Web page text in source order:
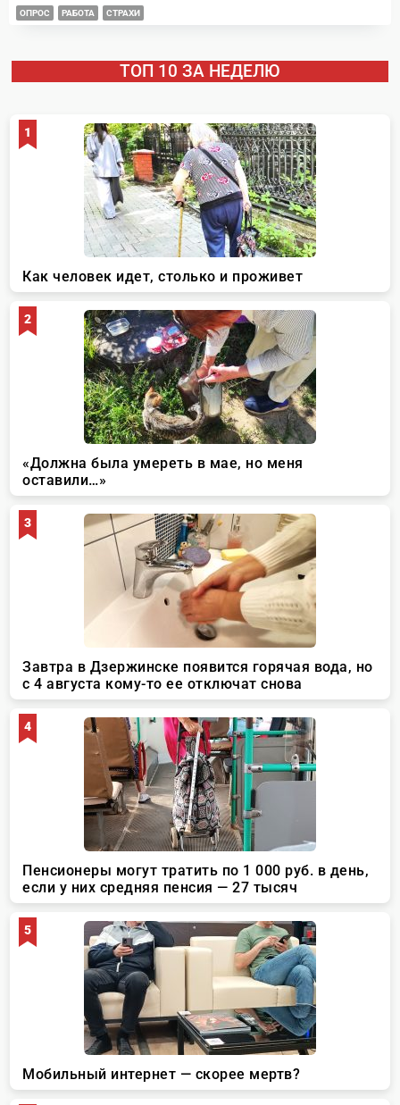
ОПРОС РАБОТА СТРАХИ
ТОП 10 ЗА НЕДЕЛЮ